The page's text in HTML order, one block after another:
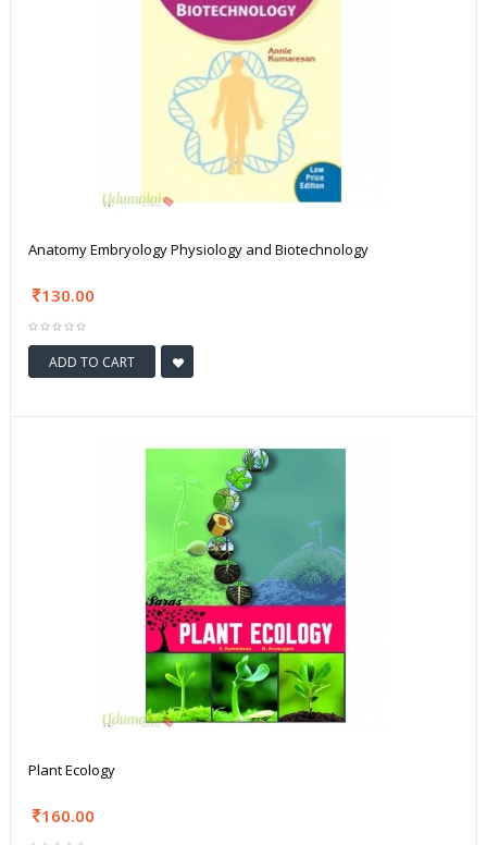
Anatomy Embryology Physiology and Biotechnology
130.00
ADD TO CART
Plant Ecology
160.00